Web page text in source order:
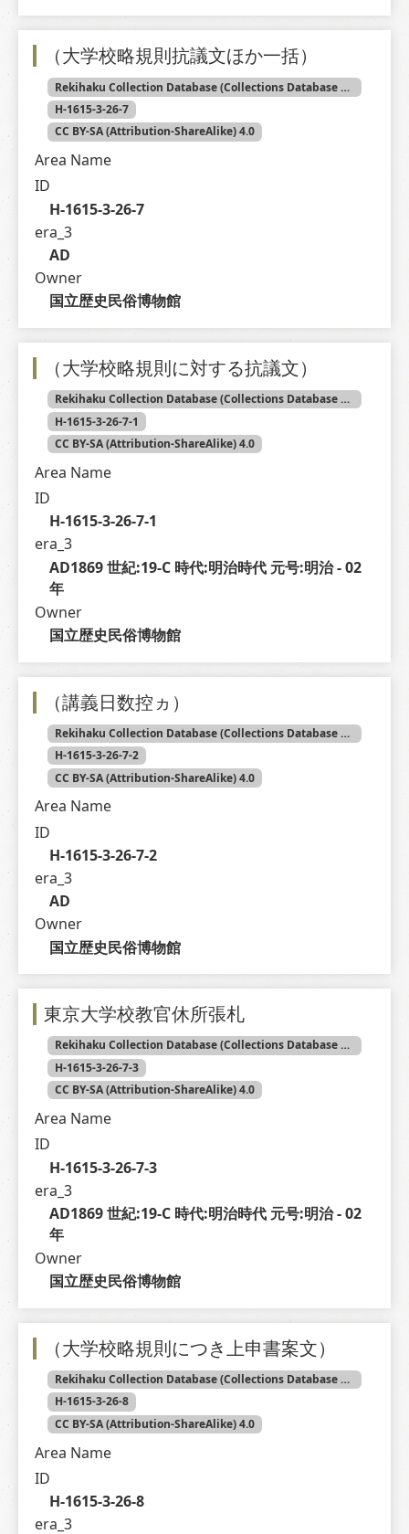
（大学校略規則抗議文ほか一括）
Rekihaku Collection Database (Collections Database of the National Museum of Japanese History)
H-1615-3-26-7
CC BY-SA (Attribution-ShareAlike) 4.0
Area Name
ID
H-1615-3-26-7
era_3
AD
Owner
国立歴史民俗博物館
（大学校略規則に対する抗議文）
Rekihaku Collection Database (Collections Database of the National Museum of Japanese History)
H-1615-3-26-7-1
CC BY-SA (Attribution-ShareAlike) 4.0
Area Name
ID
H-1615-3-26-7-1
era_3
AD1869 世紀:19-C 時代:明治時代 元号:明治 - 02
年
Owner
国立歴史民俗博物館
（講義日数控ヵ）
Rekihaku Collection Database (Collections Database of the National Museum of Japanese History)
H-1615-3-26-7-2
CC BY-SA (Attribution-ShareAlike) 4.0
Area Name
ID
H-1615-3-26-7-2
era_3
AD
Owner
国立歴史民俗博物館
東京大学校教官休所張札
Rekihaku Collection Database (Collections Database of the National Museum of Japanese History)
H-1615-3-26-7-3
CC BY-SA (Attribution-ShareAlike) 4.0
Area Name
ID
H-1615-3-26-7-3
era_3
AD1869 世紀:19-C 時代:明治時代 元号:明治 - 02
年
Owner
国立歴史民俗博物館
（大学校略規則につき上申書案文）
Rekihaku Collection Database (Collections Database of the National Museum of Japanese History)
H-1615-3-26-8
CC BY-SA (Attribution-ShareAlike) 4.0
Area Name
ID
H-1615-3-26-8
era_3